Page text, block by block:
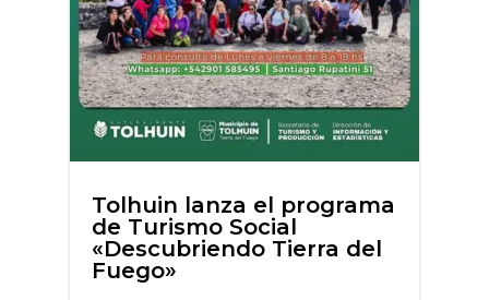
Tolhuin lanza el programa
de Turismo Social
«Descubriendo Tierra del
Fuego»